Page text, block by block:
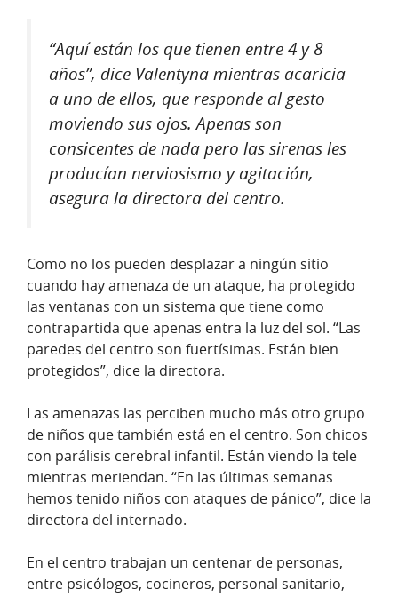
“Aquí están los que tienen entre 4 y 8
años”, dice Valentyna mientras acaricia
a uno de ellos, que responde al gesto
moviendo sus ojos. Apenas son
consicentes de nada pero las sirenas les
producían nerviosismo y agitación,
asegura la directora del centro.
Como no los pueden desplazar a ningún sitio
cuando hay amenaza de un ataque, ha protegido
las ventanas con un sistema que tiene como
contrapartida que apenas entra la luz del sol. “Las
paredes del centro son fuertísimas. Están bien
protegidos”, dice la directora.
Las amenazas las perciben mucho más otro grupo
de niños que también está en el centro. Son chicos
con parálisis cerebral infantil. Están viendo la tele
mientras meriendan. “En las últimas semanas
hemos tenido niños con ataques de pánico”, dice la
directora del internado.
En el centro trabajan un centenar de personas,
entre psicólogos, cocineros, personal sanitario,